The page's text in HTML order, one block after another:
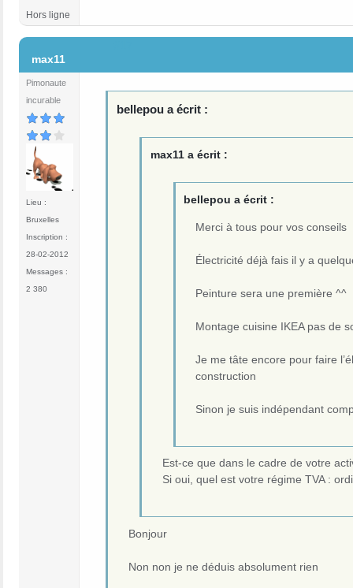
Hors ligne
max11
Pimonaute
incurable
Lieu :
Bruxelles
Inscription :
28-02-2012
Messages :
2 380
bellepou a écrit :
max11 a écrit :
bellepou a écrit :
Merci à tous pour vos conseils
Électricité déjà fais il y a
Peinture sera une première ^^
Montage cuisine IKEA pas de
Je me tâte encore pour faire
construction
Sinon je suis indépendant
Est-ce que dans le cadre de votre
Si oui, quel est votre régime TVA :
Bonjour
Non non je ne déduis absolument rien